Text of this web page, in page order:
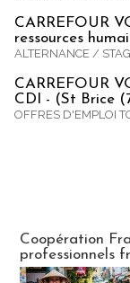
CARREFOUR
ressources
ALTERNANCE /
CARREFOUR
CDI - (St Brice
OFFRES D'EMPLOI
Coopération
professionnels